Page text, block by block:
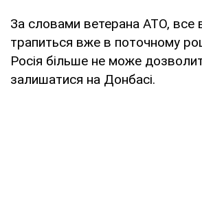
За словами ветерана АТО, все
трапиться вже в поточному
Росія більше не може
залишатися на Донбасі.